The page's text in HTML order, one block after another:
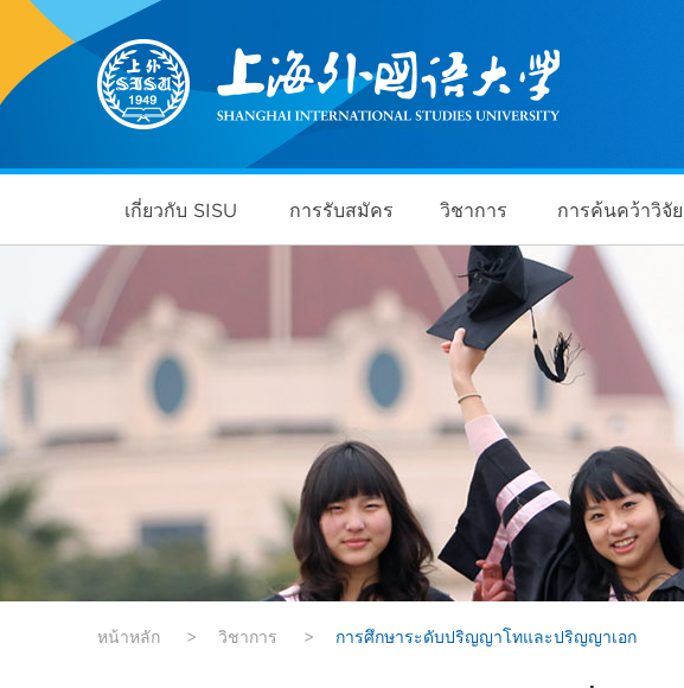
เกี่ยวกับ SISU การรับสมัคร วิชาการ การค้นคว้าวิจัย
หน้าหลัก > วิชาการ > การศึกษาระดับปริญญาโทและปริญญาเอก